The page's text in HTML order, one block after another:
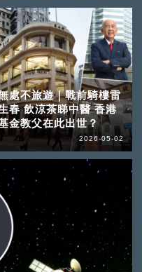
處不旅遊｜戰前騎樓雷
春 飲涼茶睇中醫 香港
金教父在此出世？
2026-05-02